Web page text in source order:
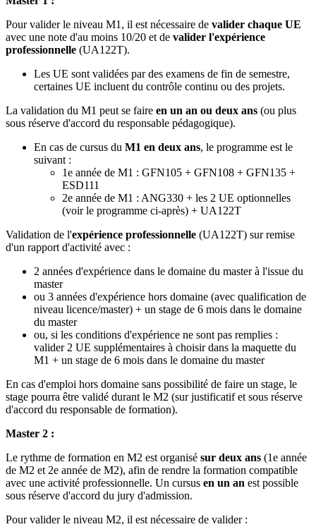
Pour valider le niveau M1, il est nécessaire de valider chaque UE
avec une note d'au moins 10/20 et de valider l'expérience
professionnelle (UA122T).
Les UE sont validées par des examens de fin de semestre,
certaines UE incluent du contrôle continu ou des projets.
La validation du M1 peut se faire en un an ou deux ans (ou plus
sous réserve d'accord du responsable pédagogique).
En cas de cursus du M1 en deux ans, le programme est le
suivant :
1e année de M1 : GFN105 + GFN108 + GFN135 +
ESD111
2e année de M1 : ANG330 + les 2 UE optionnelles
(voir le programme ci-après) + UA122T
Validation de l'expérience professionnelle (UA122T) sur remise
d'un rapport d'activité avec :
2 années d'expérience dans le domaine du master à l'issue du
master
ou 3 années d'expérience hors domaine (avec qualification de
niveau licence/master) + un stage de 6 mois dans le domaine
du master
ou, si les conditions d'expérience ne sont pas remplies :
valider 2 UE supplémentaires à choisir dans la maquette du
M1 + un stage de 6 mois dans le domaine du master
En cas d'emploi hors domaine sans possibilité de faire un stage, le
stage pourra être validé durant le M2 (sur justificatif et sous réserve
d'accord du responsable de formation).
Master 2 :
Le rythme de formation en M2 est organisé sur deux ans (1e année
de M2 et 2e année de M2), afin de rendre la formation compatible
avec une activité professionnelle. Un cursus en un an est possible
sous réserve d'accord du jury d'admission.
Pour valider le niveau M2, il est nécessaire de valider :